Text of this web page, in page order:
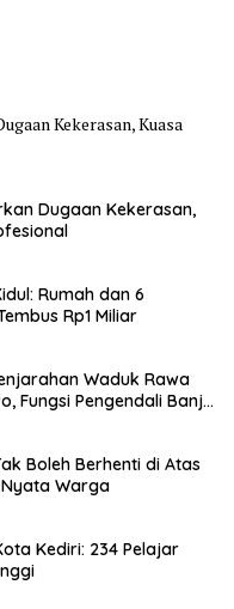
Dugaan Kekerasan,
Rumah dan 6
Rp1 Miliar
Waduk Rawa
Fungsi Pengendali Banjir
Boleh Berhenti di Atas
Nyata Warga
Kediri: 234 Pelajar